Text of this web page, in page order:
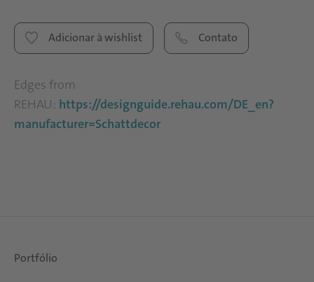
Adicionar à wishlist Contato
Edges from
REHAU: https://designguide.rehau.com/DE_en?
manufacturer=Schattdecor
Portfólio